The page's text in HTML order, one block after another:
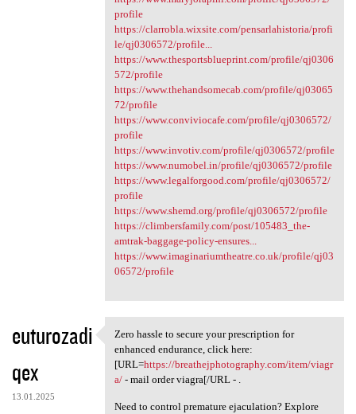
profile
https://clarrobla.wixsite.com/pensarlahistoria/profi
le/qj0306572/profile...
https://www.thesportsblueprint.com/profile/qj0306
572/profile
https://www.thehandsomecab.com/profile/qj03065
72/profile
https://www.conviviocafe.com/profile/qj0306572/
profile
https://www.invotiv.com/profile/qj0306572/profile
https://www.numobel.in/profile/qj0306572/profile
https://www.legalforgood.com/profile/qj0306572/
profile
https://www.shemd.org/profile/qj0306572/profile
https://climbersfamily.com/post/105483_the-
amtrak-baggage-policy-ensures...
https://www.imaginariumtheatre.co.uk/profile/qj03
06572/profile
euturozadi
qex
13.01.2025
Zero hassle to secure your
Zero hassle to secure your prescription for
enhanced endurance, click here:
[URL=https://breathejphotography.com/item/viagr
a/- mail order viagra[/URL - .
Need to control premature ejaculation? Explore